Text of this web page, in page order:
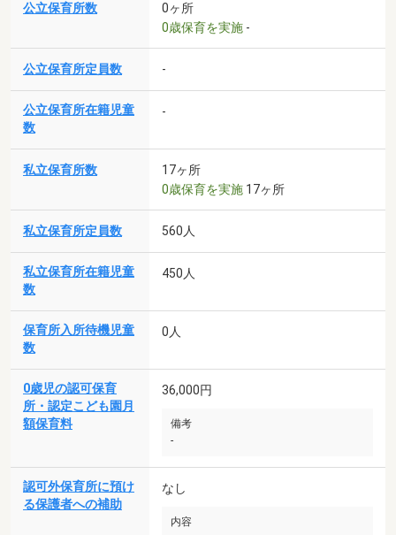
公立保育所数
0ヶ所
0歳保育を実施 -
公立保育所定員数 -
公立保育所在籍児童
数
-
私立保育所数
17ヶ所
0歳保育を実施 17ヶ所
私立保育所定員数 560人
私立保育所在籍児童
数
450人
保育所入所待機児童
数
0人
0歳児の認可保育
所・認定こども園月
額保育料
36,000円
備考
-
認可外保育所に預け
る保護者への補助
なし
内容